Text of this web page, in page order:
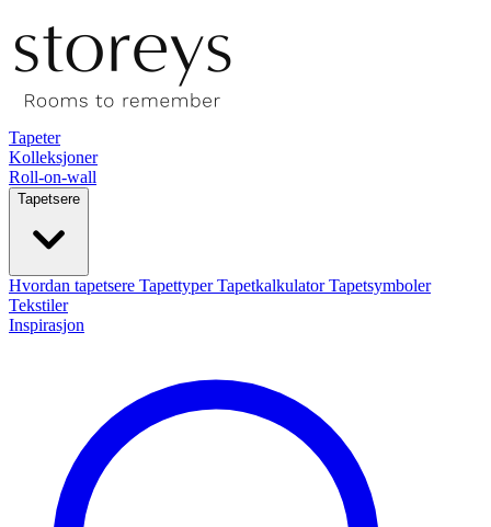
Tapeter
Kolleksjoner
Roll-on-wall
Tapetsere
Hvordan tapetsere TapettyperTapetkalkulatorTapetsymboler
Tekstiler
Inspirasjon